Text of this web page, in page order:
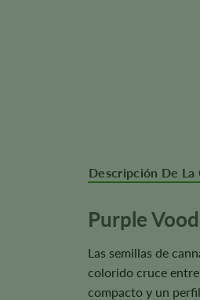
Descripción De La
Purple
Las semillas de
colorido cruce
compacto y un